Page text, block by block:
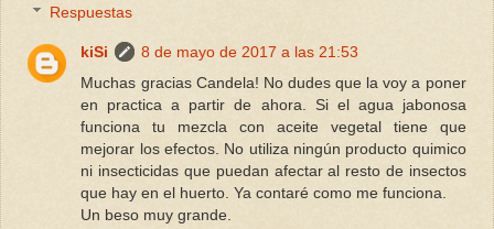
Respuestas
kiSi
8 de mayo de 2017 a las 21:53
Muchas gracias Candela! No dudes que la voy a poner
en practica a partir de ahora. Si el agua jabonosa
funciona tu mezcla con aceite vegetal tiene que
mejorar los efectos. No utiliza ningún producto quimico
ni insecticidas que puedan afectar al resto de insectos
que hay en el huerto. Ya contaré como me funciona.
Un beso muy grande.